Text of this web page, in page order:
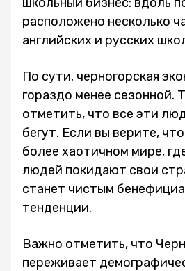
расположено несколько
английских и русских
По сути, черногорская
гораздо менее сезонной.
отметить, что все эти
бегут. Если вы верите,
более хаотичном мире,
людей покидают свои
станет чистым
тенденции.
Важно отметить, что
переживает